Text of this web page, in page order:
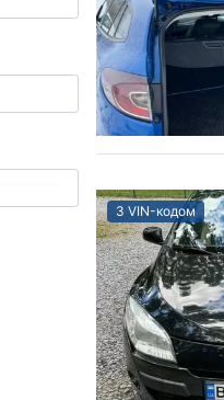
З VIN-кодом